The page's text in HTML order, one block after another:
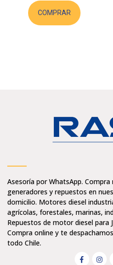
COMPRAR
Asesoría por WhatsApp.
generadores y repuestos en
domicilio. Motores diesel
agrícolas, forestales, marinas,
Repuestos de motor diesel para
Compra online y te
todo Chile.